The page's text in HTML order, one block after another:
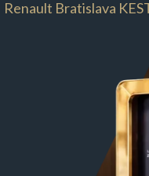
Renault Bratislava